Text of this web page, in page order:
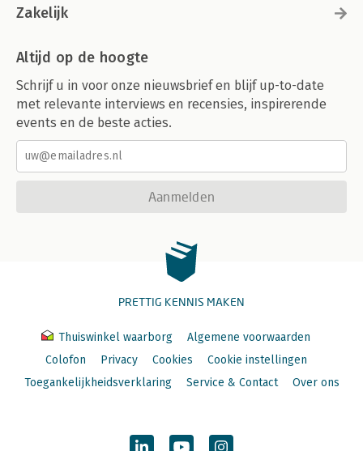
Zakelijk
Altijd op de hoogte
Schrijf u in voor onze nieuwsbrief en blijf up-to-date
met relevante interviews en recensies, inspirerende
events en de beste acties.
Aanmelden
PRETTIG KENNIS MAKEN
Thuiswinkel waarborg
Algemene voorwaarden
Colofon
Privacy Cookies
Cookie instellingen
Toegankelijkheidsverklaring
Service & Contact Over ons